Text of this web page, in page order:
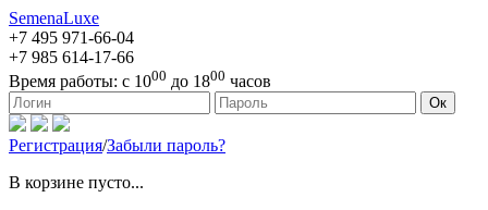
SemenaLuxe
+7 495 971-66-04
+7 985 614-17-66
Время работы: с 1000 до 1800 часов
127473, г. Москва, ул. Краснопролетарская, д. 16, стр. 1 Ок
Регистрация/Забыли пароль?
В корзине пусто...